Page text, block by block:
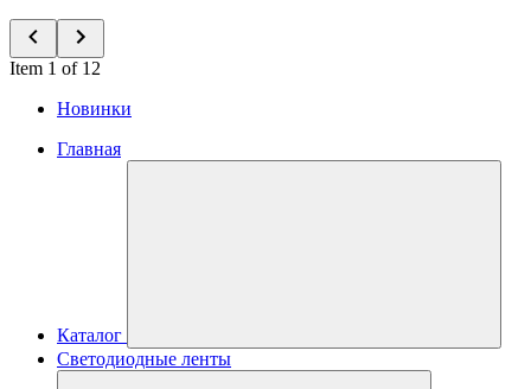
Item 1 of 12
Новинки
Главная
Каталог
Светодиодные ленты